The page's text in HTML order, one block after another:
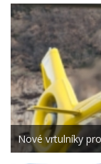
Nové vrtulníky